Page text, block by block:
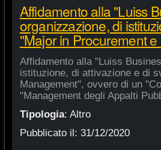
Affidamento alla "Luiss
organizzazione, di
"Major in Procurement
Affidamento alla "Luiss
istituzione, di attivazione e di
Management", ovvero di un
"Management degli Appalti
Tipologia: Altro
Pubblicato il: 31/12/2020